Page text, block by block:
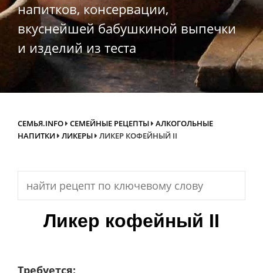
напитков, консервации,
вкуснейшей бабушкиной выпечки
и изделий из теста
СЕМЬЯ.INFO СЕМЕЙНЫЕ РЕЦЕПТЫ
АЛКОГОЛЬНЫЕ
НАПИТКИ
ЛИКЕРЫ ЛИКЕР КОФЕЙНЫЙ II
Search
Ликер кофейный II